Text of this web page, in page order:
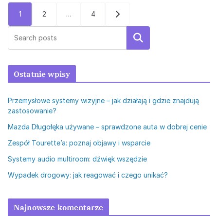
Stronicowanie
wpisów
1 2 … 4
Szukaj
Ostatnie wpisy
Przemysłowe systemy wizyjne – jak działają i gdzie znajdują
zastosowanie?
Mazda Długołęka używane – sprawdzone auta w dobrej cenie
Zespół Tourette’a: poznaj objawy i wsparcie
Systemy audio multiroom: dźwięk wszędzie
Wypadek drogowy: jak reagować i czego unikać?
Najnowsze komentarze